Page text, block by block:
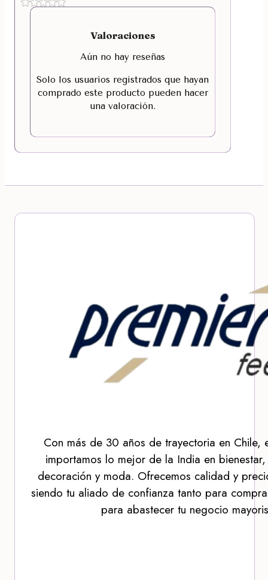
Valoraciones
Aún no hay reseñas
Solo los usuarios registrados que hayan
comprado este producto pueden hacer
una valoración.
Con más de 30 años de trayectoria en Chile,
importamos lo mejor de la India en
decoración y moda. Ofrecemos calidad y
siendo tu aliado de confianza tanto para
para abastecer tu negocio